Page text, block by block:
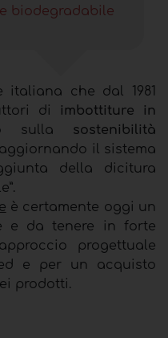
biodegradabile
italiana che dal 1981
di
imbottiture in
sulla sostenibilità
il sistema
della dicitura
è certamente oggi un
e da tenere in forte
progettuale
e per un acquisto
prodotti.